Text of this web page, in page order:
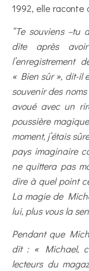
1992, elle raconte
“Te souviens –tu
dite après
l’enregistrement
« Bien sûr », dit-il
souvenir des
avoué avec un
poussière
moment, j’étais
pays imaginaire
ne quittera pas
dire à quel point
La magie de
lui, plus vous la
Pendant que
dit : « Michael,
lecteurs du